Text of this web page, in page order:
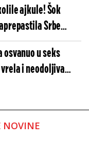
ajkule! Šok
Srbe
osvanuo u seks
i neodoljiva
NOVINE